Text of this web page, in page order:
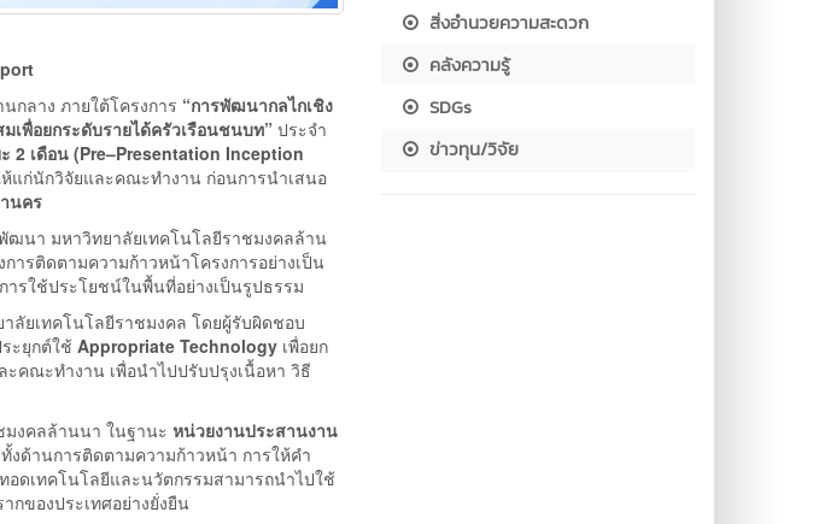
ลาง ภายใต้โครงการ “การพัฒนากลไกเชิง
เพื่อยกระดับรายได้ครัวเรือนชนบท” ประจำ
2 เดือน (Pre–Presentation Inception
แก่นักวิจัยและคณะทำงาน ก่อนการนำเสนอ
นคร
นา มหาวิทยาลัยเทคโนโลยีราชมงคลล้าน
รติดตามความก้าวหน้าโครงการอย่างเป็น
รใช้ประโยชน์ในพื้นที่อย่างเป็นรูปธรรม
าลัยเทคโนโลยีราชมงคล โดยผู้รับผิดชอบ
ะยุกต์ใช้ Appropriate Technology เพื่อยก
คณะทำงาน เพื่อนำไปปรับปรุงเนื้อหา วิธี
งคลล้านนา ในฐานะ หน่วยงานประสานงาน
ด้านการติดตามความก้าวหน้า การให้คำ
อดเทคโนโลยีและนวัตกรรมสามารถนำไปใช้
ของประเทศอย่างยั่งยืน
สิ่งอำนวยความสะดวก
คลังความรู้
SDGs
ข่าวทุน/วิจัย